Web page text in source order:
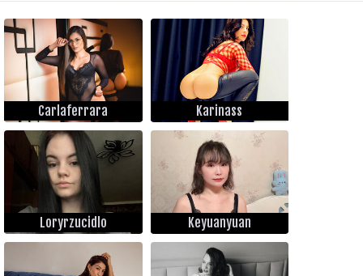
Carlaferrara Karinass
Loryrzucidlo Keyuanyuan